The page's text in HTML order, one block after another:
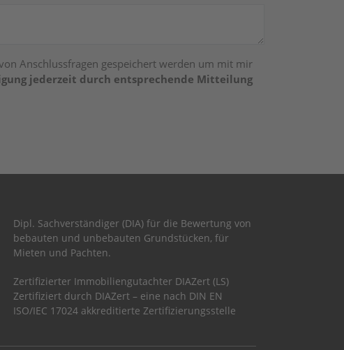
Anschlussfragen gespeichert werden um mit mir
jederzeit durch entsprechende Mitteilung
Dipl. Sachverständiger (DIA) für die Bewertung von
bebauten und unbebauten Grundstücken, für
Mieten und Pachten.
Zertifizierter Immobiliengutachter DIAZert (LS)
Zertifiziert durch DIAZert – eine nach DIN EN
ISO/IEC 17024 akkreditierte Zertifizierungsstelle